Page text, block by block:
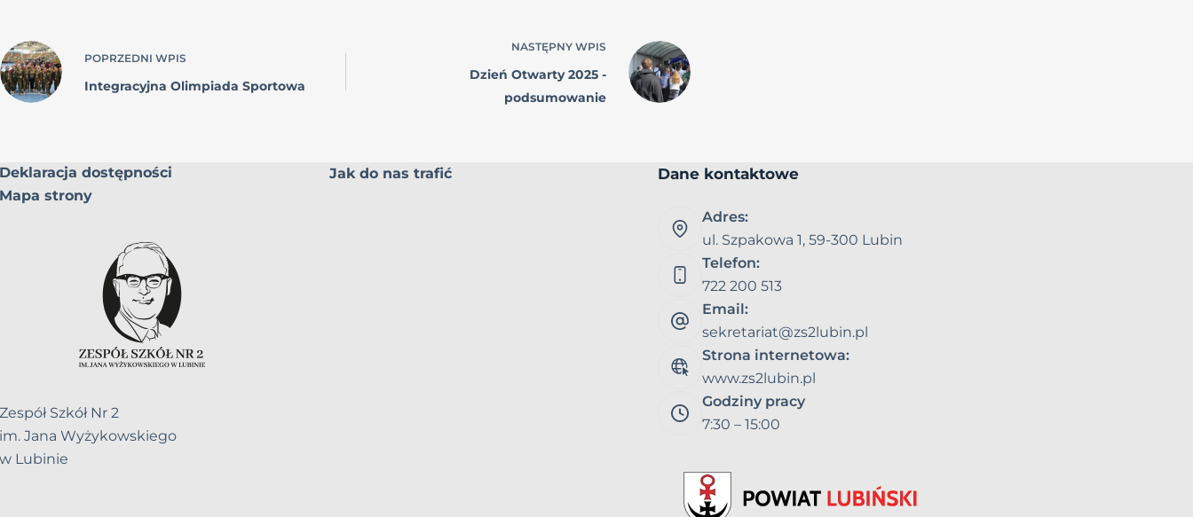
POPRZEDNI WPIS
Integracyjna Olimpiada Sportowa
NASTĘPNY WPIS
Dzień Otwarty 2025 -
podsumowanie
Deklaracja dostępności
Mapa strony
Zespół Szkół Nr 2
im. Jana Wyżykowskiego
w Lubinie
Jak do nas trafić Dane kontaktowe
Adres:
ul. Szpakowa 1, 59-300 Lubin
Telefon:
722 200 513
Email:
sekretariat@zs2lubin.pl
Strona internetowa:
www.zs2lubin.pl
Godziny pracy
7:30 – 15:00